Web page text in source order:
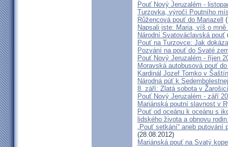
Pouť Nový Jeruzalém -
Turzovka, výročí Poutního
Růžencová pouť do Mariazell
Napsali jste: Maria, víš o mně
Národní Svatováclavská pouť
Pouť na Turzovce: Jak
Pozvání na pouť do Svaté
Pouť Nový Jeruzalém - říjen
Moravská autobusová pouť
Kardinál Jozef Tomko v
Národná púť k
8. září: Zlatá sobota v
Pouť Nový Jeruzalém - září
Mariánská poutní slavnost v
Pouť od oceánu k oceánu s
lidského života a obnovu
„Pouť setkání“ aneb putování
(28.08.2012)
Mariánská pouť na Svatý